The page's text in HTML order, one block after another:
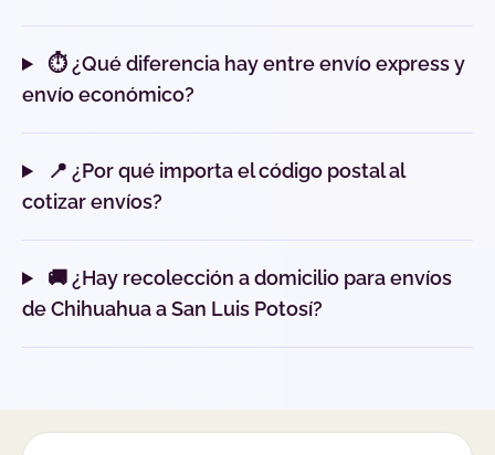
⏱️ ¿Qué diferencia hay entre envío express y
envío económico?
📍 ¿Por qué importa el código postal al
cotizar envíos?
🚚 ¿Hay recolección a domicilio para envíos
de Chihuahua a San Luis Potosí?